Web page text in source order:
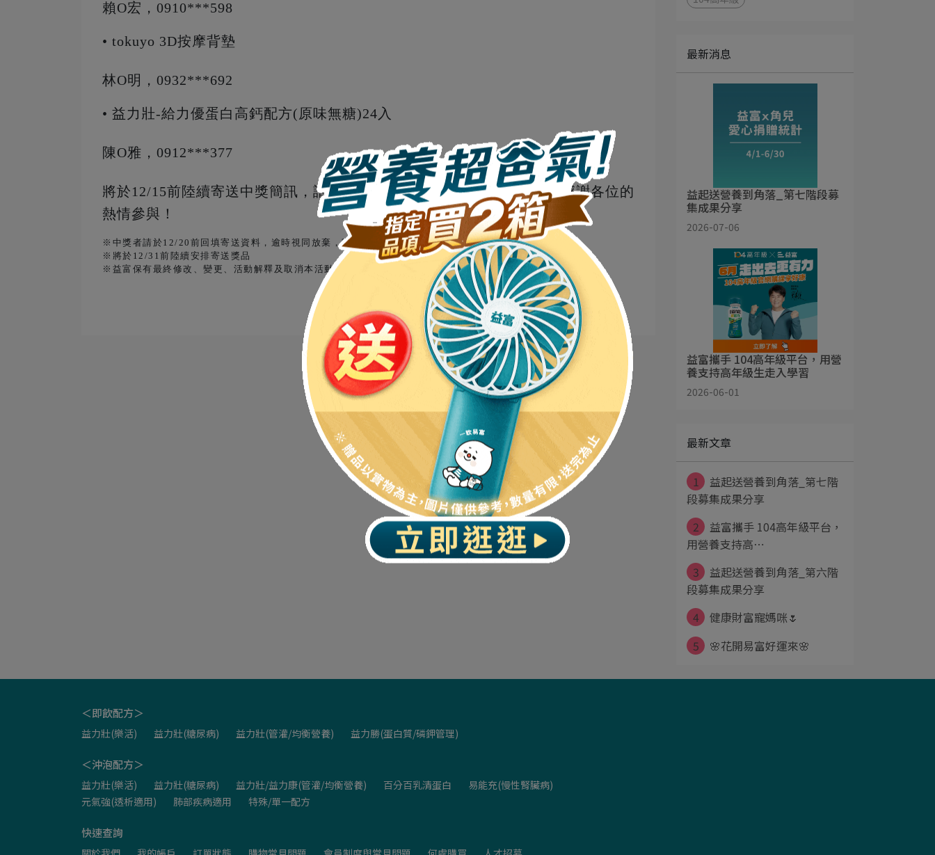
賴O宏，0910***598
• tokuyo 3D按摩背墊
林O明，0932***692
• 益力壯-給力優蛋白高鈣配方(原味無糖)24入
陳O雅，0912***377
將於12/15前陸續寄送中獎簡訊，請得獎者私訊益富粉專回填寄送資訊，感謝各位的
熱情參與！
※中獎者請於12/20前回填寄送資料，逾時視同放棄，寄送地區僅限台灣
※將於12/31前陸續安排寄送獎品
※益富保有最終修改、變更、活動解釋及取消本活動之權利
最新消息
益起送營養到角落_第七階段募
集成果分享
2026-07-06
益富攜手 104高年級平台，用營
養支持高年級生走入學習
2026-06-01
最新文章
1
益起送營養到角落_第七階
段募集成果分享
2
益富攜手 104高年級平台，
用營養支持高⋯
3
益起送營養到角落_第六階
段募集成果分享
4
健康財富寵媽咪🌷
5
🌸花開易富好運來🌸
＜即飲配方＞
益力壯(樂活) 益力壯(糖尿病) 益力壯(管灌/均衡營養) 益力勝(蛋白質/磷鉀管理)
＜沖泡配方＞
益力壯(樂活) 益力壯(糖尿病) 益力壯/益力康(管灌/均衡營養) 百分百乳清蛋白
易能充(慢性腎臟病)
元氣強(透析適用)
肺部疾病適用 特殊/單一配方
快速查詢